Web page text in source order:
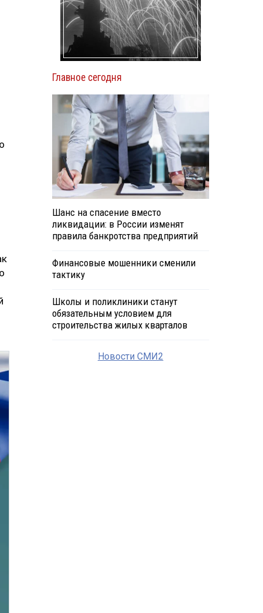
Главное сегодня
Шанс на спасение вместо
ликвидации: в России изменят
правила банкротства предприятий
Финансовые мошенники сменили
тактику
Школы и поликлиники станут
обязательным условием для
строительства жилых кварталов
Новости СМИ2